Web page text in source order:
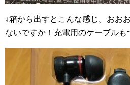
↓箱から出すとこんな感じ。おお
ないですか！充電用のケーブルも